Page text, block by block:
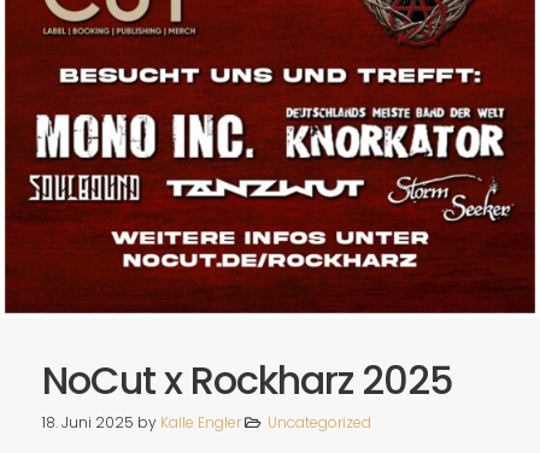
NoCut x Rockharz 2025
18. Juni 2025 by Kalle Engler Uncategorized